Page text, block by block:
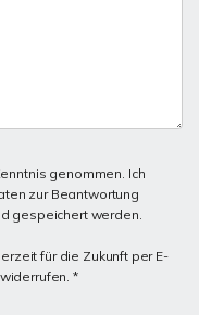
genommen. Ich
zur Beantwortung
gespeichert werden.
für die Zukunft per E-
*